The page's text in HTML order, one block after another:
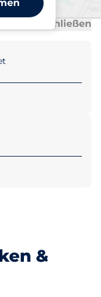
Alle schließen
&